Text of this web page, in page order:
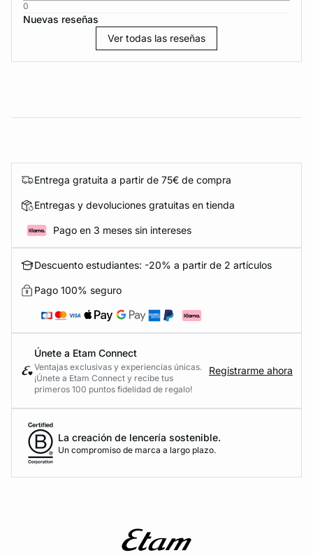
0
Nuevas reseñas
Ver todas las reseñas
Entrega gratuita a partir de 75€ de compra
Entregas y devoluciones gratuitas en tienda
Pago en 3 meses sin intereses
Descuento estudiantes: -20% a partir de 2 artículos
Pago 100% seguro
Únete a Etam Connect
Ventajas exclusivas y experiencias únicas.
¡Únete a Etam Connect y recibe tus
primeros 100 puntos fidelidad de regalo!
Registrarme ahora
La creación de lencería sostenible.
Un compromiso de marca a largo plazo.